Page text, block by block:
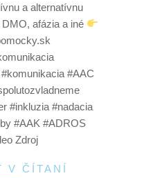
a alternatívnu
afázia a iné
#AAC
#inkluzia #nadacia
#AAK #ADROS
Zdroj
V ČÍTANÍ